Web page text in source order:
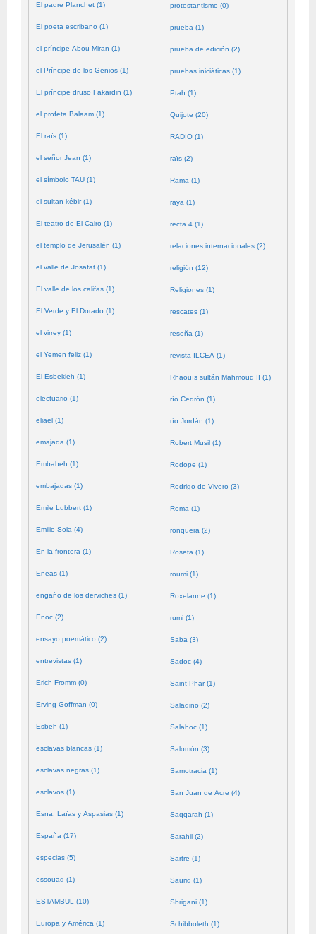
El padre Planchet (1)
El poeta escribano (1)
el príncipe Abou-Miran (1)
el Príncipe de los Genios (1)
El príncipe druso Fakardin (1)
el profeta Balaam (1)
El raïs (1)
el señor Jean (1)
el símbolo TAU (1)
el sultan kébir (1)
El teatro de El Cairo (1)
el templo de Jerusalén (1)
el valle de Josafat (1)
El valle de los califas (1)
El Verde y El Dorado (1)
el virrey (1)
el Yemen feliz (1)
El-Esbekieh (1)
electuario (1)
eliael (1)
emajada (1)
Embabeh (1)
embajadas (1)
Emile Lubbert (1)
Emilio Sola (4)
En la frontera (1)
Eneas (1)
engaño de los derviches (1)
Enoc (2)
ensayo poemático (2)
entrevistas (1)
Erich Fromm (0)
Erving Goffman (0)
Esbeh (1)
esclavas blancas (1)
esclavas negras (1)
esclavos (1)
Esna; Laïas y Aspasias (1)
España (17)
especias (5)
essouad (1)
ESTAMBUL (10)
Europa y América (1)
protestantismo (0)
prueba (1)
prueba de edición (2)
pruebas iniciáticas (1)
Ptah (1)
Quijote (20)
RADIO (1)
raïs (2)
Rama (1)
raya (1)
recta 4 (1)
relaciones internacionales (2)
religión (12)
Religiones (1)
rescates (1)
reseña (1)
revista ILCEA (1)
Rhaouïs sultán Mahmoud II (1)
río Cedrón (1)
río Jordán (1)
Robert Musil (1)
Rodope (1)
Rodrigo de Vivero (3)
Roma (1)
ronquera (2)
Roseta (1)
roumi (1)
Roxelanne (1)
rumi (1)
Saba (3)
Sadoc (4)
Saint Phar (1)
Saladino (2)
Salahoc (1)
Salomón (3)
Samotracia (1)
San Juan de Acre (4)
Saqqarah (1)
Sarahil (2)
Sartre (1)
Saurid (1)
Sbrigani (1)
Schibboleth (1)